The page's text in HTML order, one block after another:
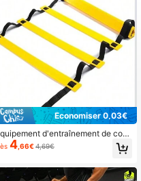
Économiser 0,03€
d'entraînement de coor
en échelle d'agilité pour so
ccer, basketball, fitness incluant un
les et une échelle de corde pour l'e
4,66€ 4,69€